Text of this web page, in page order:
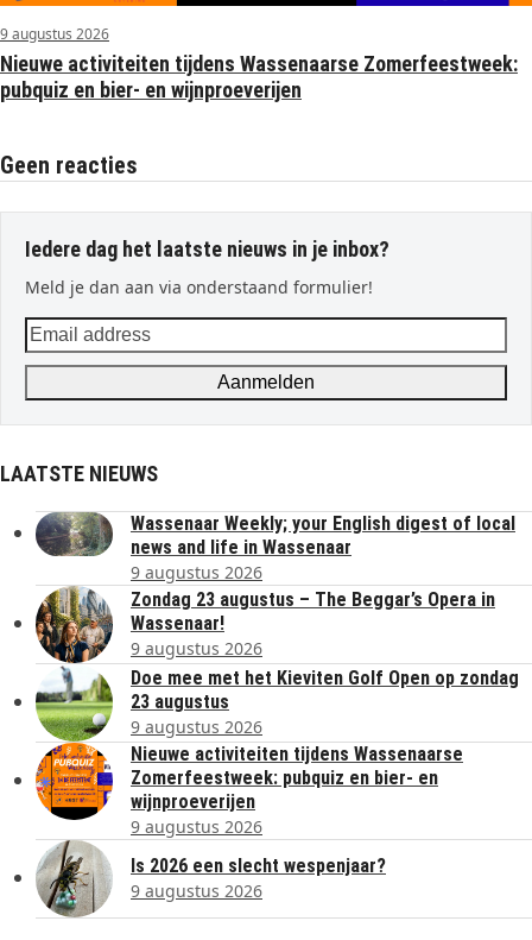
9 augustus 2026
Nieuwe activiteiten tijdens Wassenaarse Zomerfeestweek:
pubquiz en bier- en wijnproeverijen
Geen reacties
Iedere dag het laatste nieuws in je inbox?
Meld je dan aan via onderstaand formulier!
Email
address
Aanmelden
LAATSTE NIEUWS
Wassenaar Weekly; your English digest of local
news and life in Wassenaar
9 augustus 2026
Zondag 23 augustus – The Beggar’s Opera in
Wassenaar!
9 augustus 2026
Doe mee met het Kieviten Golf Open op zondag
23 augustus
9 augustus 2026
Nieuwe activiteiten tijdens Wassenaarse
Zomerfeestweek: pubquiz en bier- en
wijnproeverijen
9 augustus 2026
Is 2026 een slecht wespenjaar?
9 augustus 2026